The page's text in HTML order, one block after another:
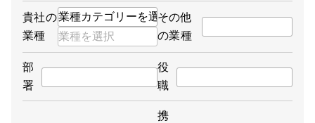
貴社の
業種
その他
の業種
部
署
役
職
携